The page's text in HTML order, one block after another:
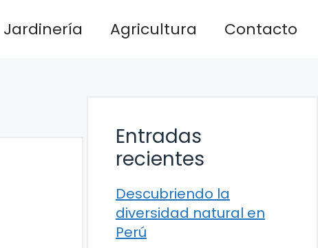
Jardinería Agricultura Contacto
Entradas
recientes
Descubriendo la
diversidad natural en
Perú